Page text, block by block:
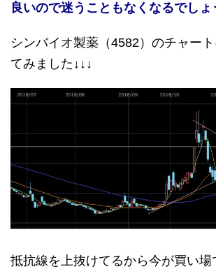
良いので迷うこともなくなるでしょ
シンバイオ製薬（4582）のチャー
てみました↓↓↓
抵抗線を上抜けてるから今が買い